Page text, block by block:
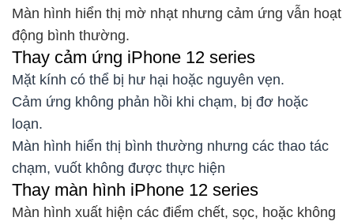
Màn hình hiển thị mờ nhạt nhưng cảm ứng vẫn hoạt
động bình thường.
Thay cảm ứng iPhone 12 series
Mặt kính có thể bị hư hại hoặc nguyên vẹn.
Cảm ứng không phản hồi khi chạm, bị đơ hoặc
loạn.
Màn hình hiển thị bình thường nhưng các thao tác
chạm, vuốt không được thực hiện
Thay màn hình iPhone 12 series
Màn hình xuất hiện các điểm chết, sọc, hoặc không